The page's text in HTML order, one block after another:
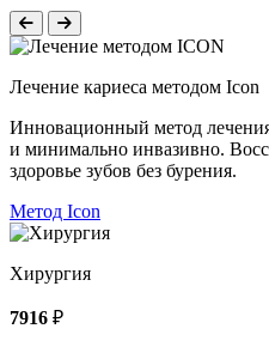
Лечение кариеса методом Icon
Инновационный метод
и минимально инвазивно.
здоровье зубов без бурения.
Метод Icon
Хирургия
7916 ₽